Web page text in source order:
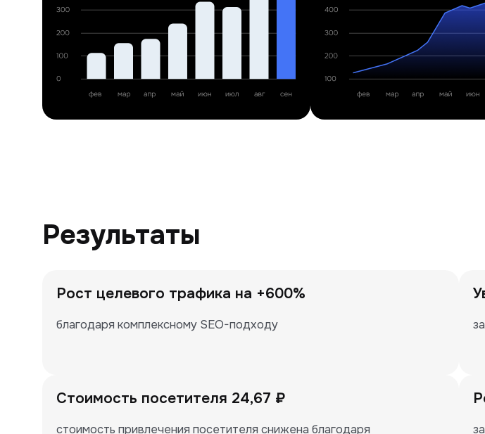
Результаты
Рост целевого трафика на +600%
благодаря комплексному SEO-подходу
Стоимость посетителя 24,67 ₽
стоимость привлечения посетителя снижена благодаря